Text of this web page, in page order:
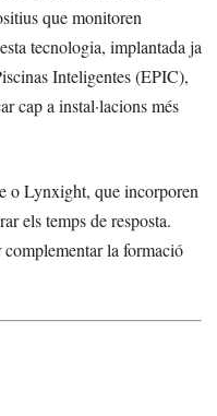
que monitoren
tecnologia, implantada ja
Inteligentes (EPIC),
cap a instal·lacions més
o Lynxight, que incorporen
els temps de resposta.
complementar la formació